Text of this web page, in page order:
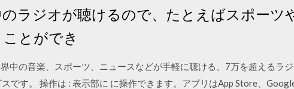
のラジオが聴けるので、たとえばスポーツ
とができ
中の音楽、スポーツ、ニュースなどが手軽に聴ける、7万を超えるラ
です。 操作は : 表示部に に操作できます。アプリはApp Store、